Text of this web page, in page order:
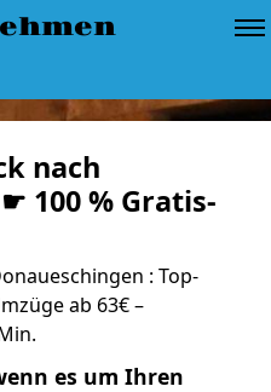
nach
100 % Gratis-
: Top-
ab 63€ –
es um Ihren